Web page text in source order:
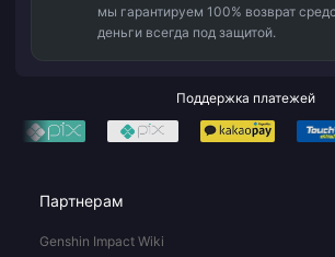
мы гарантируем 100% возврат
деньги всегда под защитой.
Поддержка платежей
Партнерам
Genshin Impact Wiki